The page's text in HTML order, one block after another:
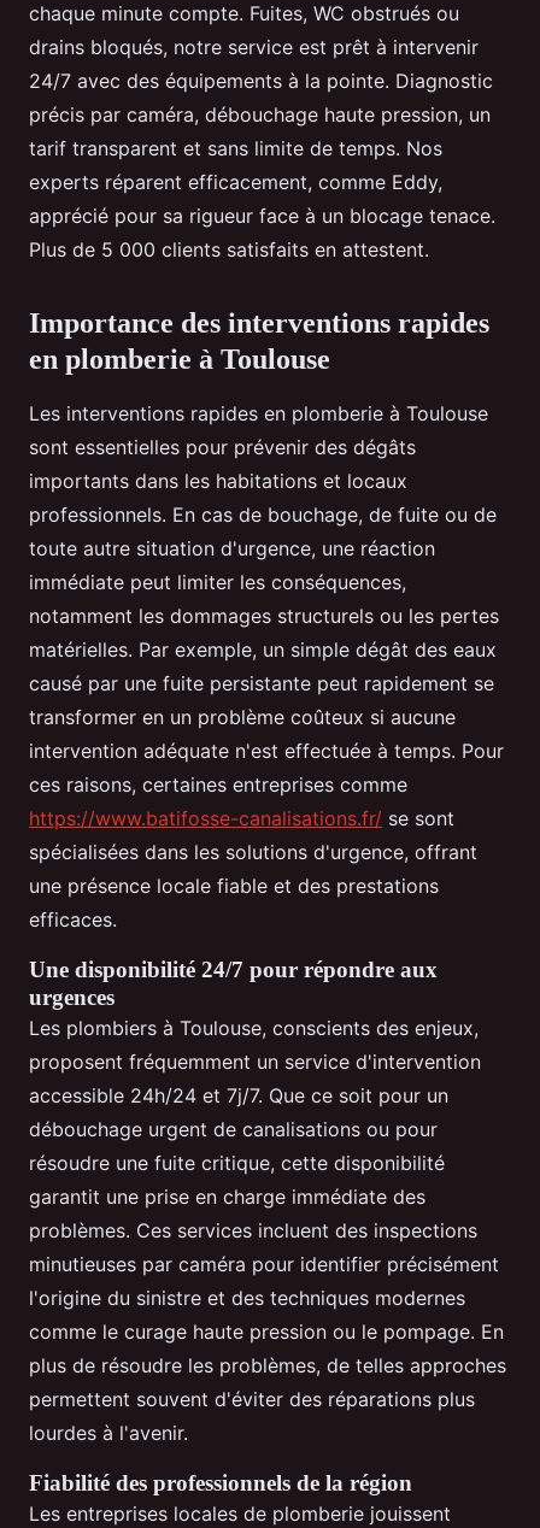
chaque minute compte. Fuites, WC obstrués ou
drains bloqués, notre service est prêt à intervenir
24/7 avec des équipements à la pointe. Diagnostic
précis par caméra, débouchage haute pression, un
tarif transparent et sans limite de temps. Nos
experts réparent efficacement, comme Eddy,
apprécié pour sa rigueur face à un blocage tenace.
Plus de 5 000 clients satisfaits en attestent.
Importance des interventions rapides
en plomberie à Toulouse
Les interventions rapides en plomberie à Toulouse
sont essentielles pour prévenir des dégâts
importants dans les habitations et locaux
professionnels. En cas de bouchage, de fuite ou de
toute autre situation d'urgence, une réaction
immédiate peut limiter les conséquences,
notamment les dommages structurels ou les pertes
matérielles. Par exemple, un simple dégât des eaux
causé par une fuite persistante peut rapidement se
transformer en un problème coûteux si aucune
intervention adéquate n'est effectuée à temps. Pour
ces raisons, certaines entreprises comme
https://www.batifosse-canalisations.fr/ se sont
spécialisées dans les solutions d'urgence, offrant
une présence locale fiable et des prestations
efficaces.
Une disponibilité 24/7 pour répondre aux
urgences
Les plombiers à Toulouse, conscients des enjeux,
proposent fréquemment un service d'intervention
accessible 24h/24 et 7j/7. Que ce soit pour un
débouchage urgent de canalisations ou pour
résoudre une fuite critique, cette disponibilité
garantit une prise en charge immédiate des
problèmes. Ces services incluent des inspections
minutieuses par caméra pour identifier précisément
l'origine du sinistre et des techniques modernes
comme le curage haute pression ou le pompage. En
plus de résoudre les problèmes, de telles approches
permettent souvent d'éviter des réparations plus
lourdes à l'avenir.
Fiabilité des professionnels de la région
Les entreprises locales de plomberie jouissent